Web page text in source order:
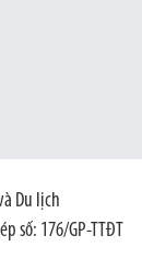
Du lịch
số: 176/GP-TTĐT